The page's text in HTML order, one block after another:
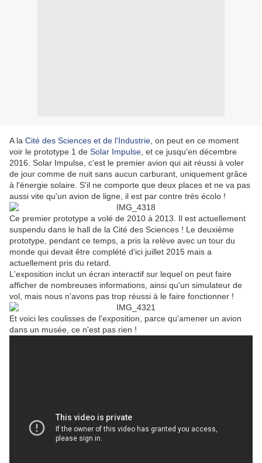
A la Cité des Sciences et de l'Industrie , on peut en ce moment
voir le prototype 1 de Solar Impulse , et ce jusqu'en décembre
2016. Solar Impulse, c'est le premier avion qui ait réussi à voler
de jour comme de nuit sans aucun carburant, uniquement grâce
à l'énergie solaire. S'il ne comporte que deux places et ne va pas
aussi vite qu'un avion de ligne, il est par contre très écolo !
Ce premier prototype a volé de 2010 à 2013. Il est actuellement
suspendu dans le hall de la Cité des Sciences ! Le deuxième
prototype, pendant ce temps, a pris la relève avec un tour du
monde qui devait être complété d'ici juillet 2015 mais a
actuellement pris du retard.
L'exposition inclut un écran interactif sur lequel on peut faire
afficher de nombreuses informations, ainsi qu'un simulateur de
vol, mais nous n'avons pas trop réussi à le faire fonctionner !
Et voici les coulisses de l'exposition, parce qu'amener un avion
dans un musée, ce n'est pas rien !